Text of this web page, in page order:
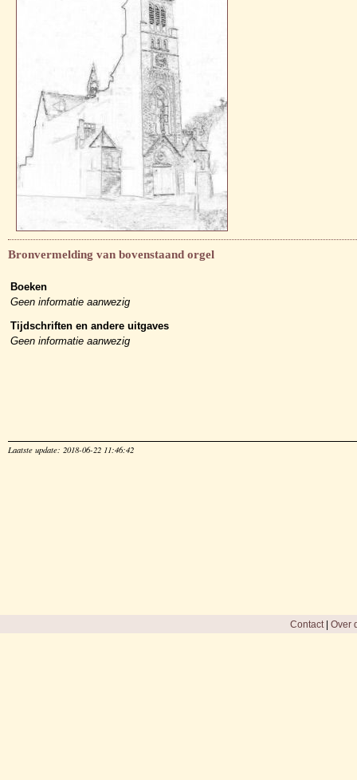
Bronvermelding van bovenstaand orgel
Boeken
Geen informatie aanwezig
Tijdschriften en andere uitgaves
Geen informatie aanwezig
Laatste update: 2018-06-22 11:46:42
Contact| Over